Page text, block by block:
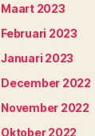
Maart 2023
Februari 2023
Januari 2023
December 2022
November 2022
Oktober 2022